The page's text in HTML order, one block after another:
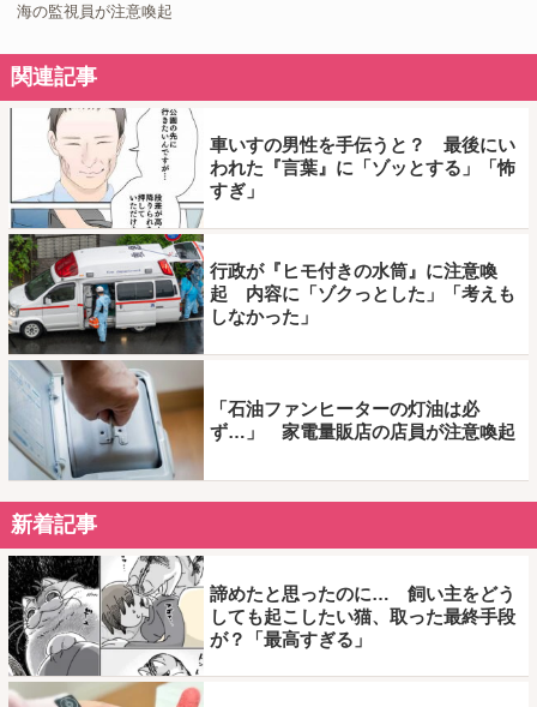
海の監視員が注意喚起
関連記事
車いすの男性を手伝うと？ 最後にい
われた『言葉』に「ゾッとする」「怖
すぎ」
行政が『ヒモ付きの水筒』に注意喚
起 内容に「ゾクっとした」「考えも
しなかった」
「石油ファンヒーターの灯油は必
ず…」 家電量販店の店員が注意喚起
新着記事
諦めたと思ったのに… 飼い主をどう
しても起こしたい猫、取った最終手段
が？「最高すぎる」